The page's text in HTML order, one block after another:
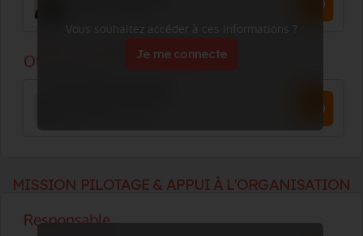
Vous souhaitez accéder à ces informations ?
Je me connecte
MISSION PILOTAGE & APPUI À L'ORGANISATION